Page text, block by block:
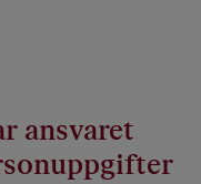
ansvaret